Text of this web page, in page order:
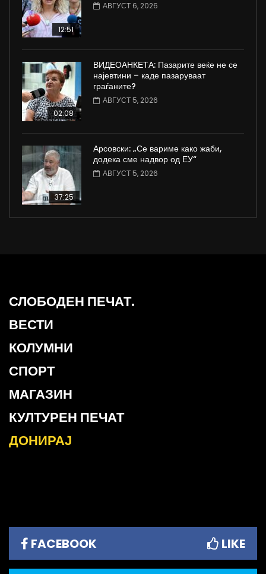
12:51
АВГУСТ 6, 2026
02:08
ВИДЕОАНКЕТА: Пазарите веќе не се
најевтини – каде пазаруваат
граѓаните?
АВГУСТ 5, 2026
37:25
Арсовски: „Се вариме како жаби,
додека сме надвор од ЕУ“
АВГУСТ 5, 2026
СЛОБОДЕН ПЕЧАТ.
ВЕСТИ
КОЛУМНИ
СПОРТ
МАГАЗИН
КУЛТУРЕН ПЕЧАТ
ДОНИРАЈ
FACEBOOK LIKE